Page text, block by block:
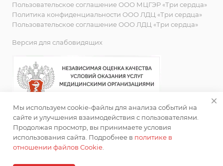
Пользовательское соглашение ООО МЦГЭР «Три сердца»
Политика конфиденциальности ООО ЛДЦ «Три сердца»
Пользовательское соглашение ООО ЛДЦ «Три сердца»
Версия для слабовидящих
ИМЕЮТСЯ ПРОТИВОПОКАЗАНИЯ. НЕОБХОДИМА
Мы используем cookie-файлы для анализа событий на
сайте и улучшения взаимодействия с пользователями.
Продолжая просмотр, вы принимаете условия
использования сайта. Подробнее в политике в
отношении файлов Cookie